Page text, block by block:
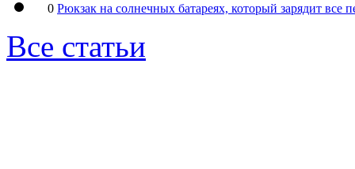
0 Рюкзак на солнечных батареях, который зарядит все
Все статьи